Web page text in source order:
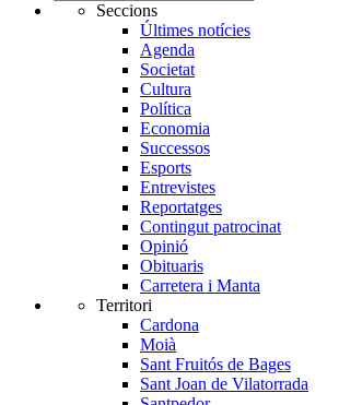
Seccions
Últimes notícies
Agenda
Societat
Cultura
Política
Economia
Successos
Esports
Entrevistes
Reportatges
Contingut patrocinat
Opinió
Obituaris
Carretera i Manta
Territori
Cardona
Moià
Sant Fruitós de Bages
Sant Joan de Vilatorrada